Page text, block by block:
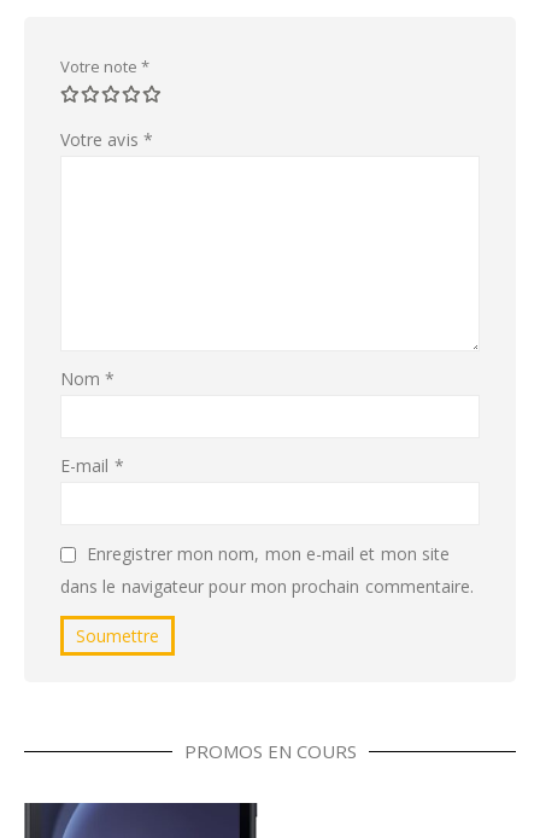
Votre note *
Votre avis *
Nom*
E-mail *
Enregistrer mon nom, mon e-mail et mon site
dans le navigateur pour mon prochain commentaire.
PROMOS EN COURS